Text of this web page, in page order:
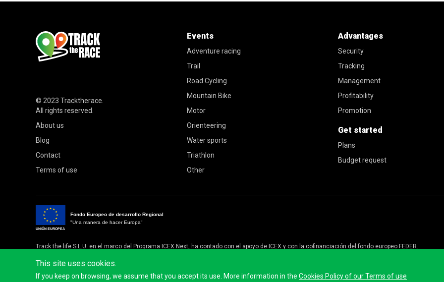
© 2023 Tracktherace
All rights reserved.
About us
Blog
Contact
Terms of use
Events
Adventure racing
Trail
Road Cycling
Mountain Bike
Motor
Orienteering
Water sports
Triathlon
Other
Advantages
Security
Tracking
Management
Profitability
Promotion
Get started
Plans
Budget request
UNIÓN EUROPEA
Fondo Europeo de desarrollo Regional
"Una manera de hacer Europa"
Track the life S.L.U. en el marco del Programa ICEX Next, ha contado con el apoyo de ICEX y con la cofinanciación del fondo europeo FEDER.
This site uses cookies.
If you keep on browsing, we assume that you accept its use. More information in the Cookies Policy of our Terms of use